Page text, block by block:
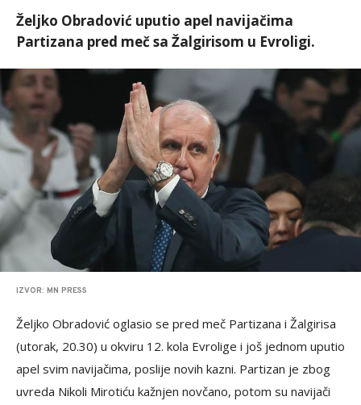
Željko Obradović uputio apel navijačima
Partizana pred meč sa Žalgirisom u Evroligi.
IZVOR: MN PRESS
Željko Obradović oglasio se pred meč Partizana i Žalgirisa
(utorak, 20.30) u okviru 12. kola Evrolige i još jednom uputio
apel svim navijačima, poslije novih kazni. Partizan je zbog
uvreda Nikoli Mirotiću kažnjen novčano, potom su navijači